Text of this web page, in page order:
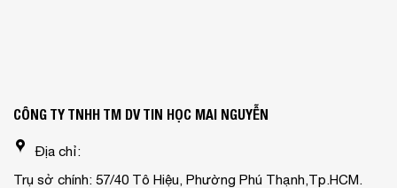
CÔNG TY TNHH TM DV TIN HỌC MAI NGUYỄN
Địa chỉ:
Trụ sở chính: 57/40 Tô Hiệu, Phường Phú Thạnh,Tp.HCM.